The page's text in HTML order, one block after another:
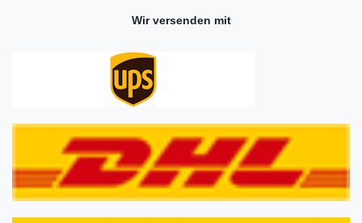
Wir versenden mit